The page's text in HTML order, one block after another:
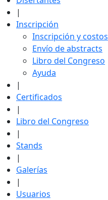
|
Inscripción
Inscripción y costos
Envío de abstracts
Libro del Congreso
Ayuda
|
Certificados
|
Libro del Congreso
|
Stands
|
Galerías
|
Usuarios